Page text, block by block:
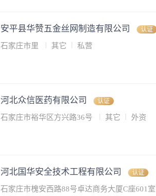
安平县华赞五金丝网制造有限公司 认证
石家庄市里 其它 私营
河北众信医药有限公司 认证
石家庄市裕华区方兴路36号 其它 外资
河北国华安全技术工程有限公司 认证
石家庄市槐安西路88号卓达商务大厦C座601